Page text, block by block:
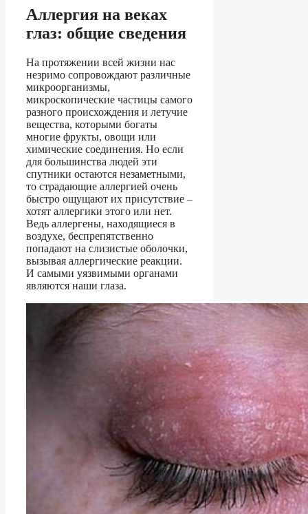
Аллергия на веках
глаз: общие сведения
На протяжении всей жизни нас
незримо сопровождают различные
микроорганизмы,
микроскопические частицы самого
разного происхождения и летучие
вещества, которыми богаты
многие фрукты, овощи или
химические соединения. Но если
для большинства людей эти
спутники остаются незаметными,
то страдающие аллергией очень
быстро ощущают их присутствие –
хотят аллергики этого или нет.
Ведь аллергены, находящиеся в
воздухе, беспрепятственно
попадают на слизистые оболочки,
вызывая аллергические реакции.
И самыми уязвимыми органами
являются наши глаза.